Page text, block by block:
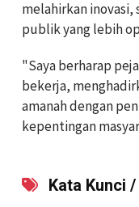
melahirkan inovasi,
publik yang lebih
"Saya berharap
bekerja,
amanah dengan
kepentingan
Kata Kunci